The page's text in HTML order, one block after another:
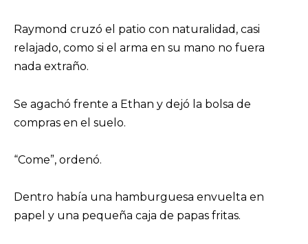
Raymond cruzó el patio con naturalidad, casi
relajado, como si el arma en su mano no fuera
nada extraño.
Se agachó frente a Ethan y dejó la bolsa de
compras en el suelo.
“Come”, ordenó.
Dentro había una hamburguesa envuelta en
papel y una pequeña caja de papas fritas.